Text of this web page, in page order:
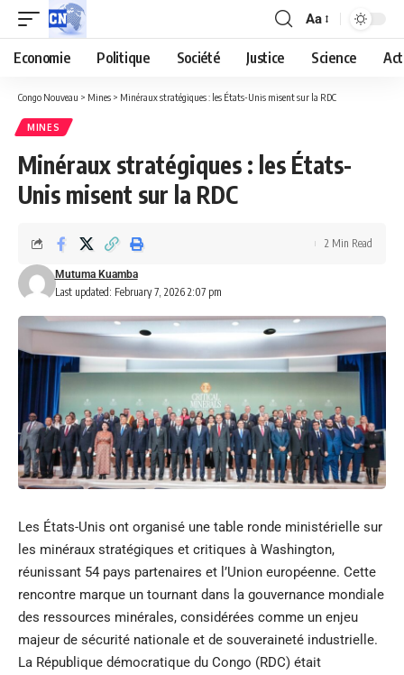
Aa
Economie Politique Société Justice Science
Congo Nouveau > Mines > Minéraux stratégiques : les États-Unis misent sur la RDC
MINES
Minéraux stratégiques : les États-
Unis misent sur la RDC
Last updated: February 7, 2026 2:07 pm
Mutuma Kuamba
2 Min Read
Les États-Unis ont organisé une table ronde ministérielle sur
les minéraux stratégiques et critiques à Washington,
réunissant 54 pays partenaires et l’Union européenne. Cette
rencontre marque un tournant dans la gouvernance mondiale
des ressources minérales, considérées comme un enjeu
majeur de sécurité nationale et de souveraineté industrielle.
La République démocratique du Congo (RDC) était